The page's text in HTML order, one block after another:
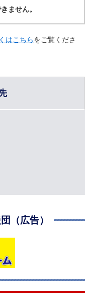
ません。
はこちら をご覧くださ
（広告）